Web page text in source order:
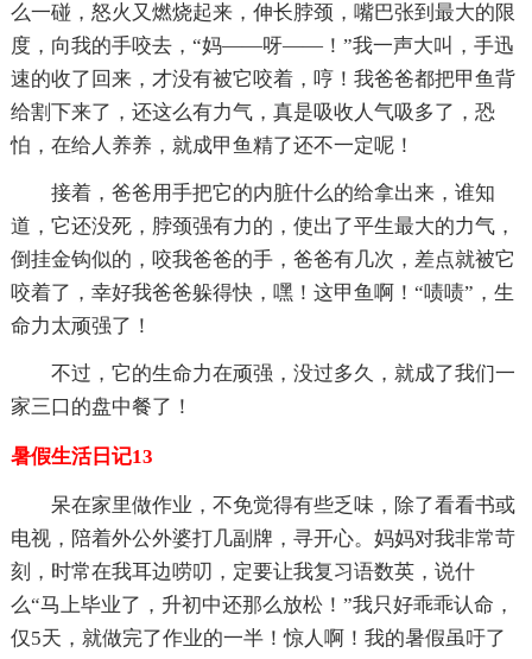
么一碰，怒火又燃烧起来，伸长脖颈，嘴巴张到最大的限
度，向我的手咬去，“妈——呀——！”我一声大叫，手迅
速的收了回来，才没有被它咬着，哼！我爸爸都把甲鱼背
给割下来了，还这么有力气，真是吸收人气吸多了，恐
怕，在给人养养，就成甲鱼精了还不一定呢！
接着，爸爸用手把它的内脏什么的给拿出来，谁知
道，它还没死，脖颈强有力的，使出了平生最大的力气，
倒挂金钩似的，咬我爸爸的手，爸爸有几次，差点就被它
咬着了，幸好我爸爸躲得快，嘿！这甲鱼啊！“啧啧”，生
命力太顽强了！
不过，它的生命力在顽强，没过多久，就成了我们一
家三口的盘中餐了！
暑假生活日记13
呆在家里做作业，不免觉得有些乏味，除了看看书或
电视，陪着外公外婆打几副牌，寻开心。妈妈对我非常苛
刻，时常在我耳边唠叨，定要让我复习语数英，说什
么“马上毕业了，升初中还那么放松！”我只好乖乖认命，
仅5天，就做完了作业的一半！惊人啊！我的暑假虽吁了